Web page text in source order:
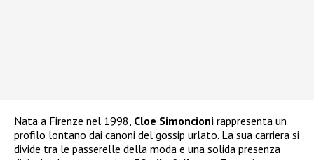
Nata a Firenze nel 1998, Cloe Simoncioni rappresenta un
profilo lontano dai canoni del gossip urlato. La sua carriera si
divide tra le passerelle della moda e una solida presenza